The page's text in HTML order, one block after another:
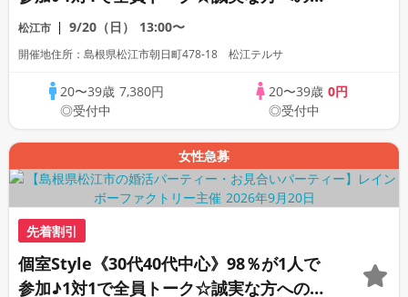
活パーティー
松江市 9/20（日） 13:00〜
開催地住所：島根県松江市朝日町478-18 松江テルサ
20〜39歳 7,380円
◎受付中
20〜39歳 0円
◎受付中
女性急募
先着割引
個室Style《30代40代中心》98％が1人で
参加♪1対1で全員トーク☆誠実な方への婚